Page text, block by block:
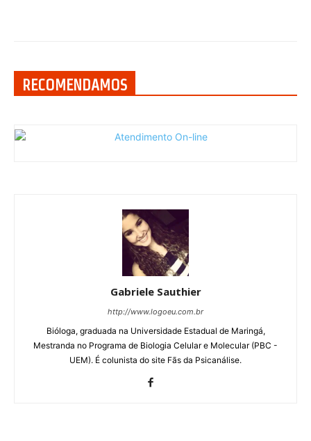
RECOMENDAMOS
Gabriele Sauthier
http://www.logoeu.com.br
Bióloga, graduada na Universidade Estadual de Maringá,
Mestranda no Programa de Biologia Celular e Molecular (PBC -
UEM). É colunista do site Fãs da Psicanálise.